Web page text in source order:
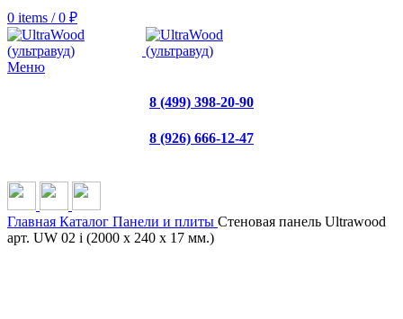
0 items / 0 ₽
Меню
8 (499) 398-20-90
8 (926) 666-12-47
Главная Каталог Панели и плиты Стеновая панель Ultrawood
арт. UW 02 i (2000 х 240 х 17 мм.)